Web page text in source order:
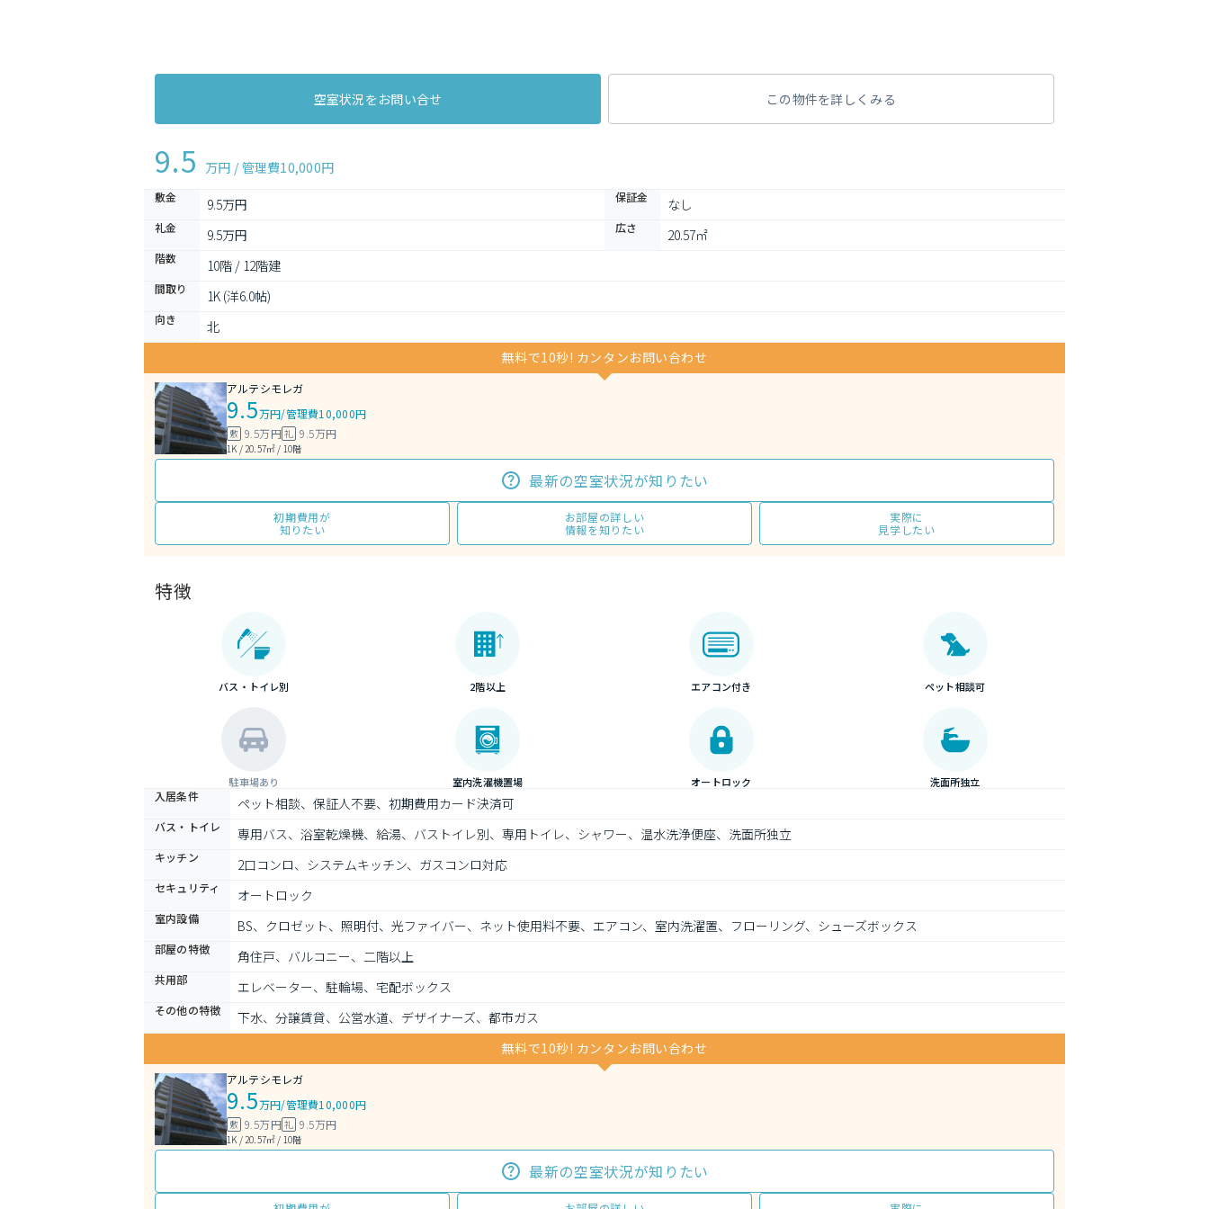
空室状況をお問い合せ この物件を詳しくみる
9.5 万円 / 管理費10,000円
敷金 9.5万円 保証金 なし
礼金 9.5万円 広さ 20.57㎡
階数 10階 / 12階建
間取り 1K (洋6.0帖)
向き
北
無料で10秒! カンタンお問い合わせ
アルテシモレガ
9.5万円/管理費10,000円
敷 9.5万円礼 9.5万円
1K / 20.57㎡ / 10階
最新の空室状況が知りたい
初期費用が
知りたい
お部屋の詳しい
情報を知りたい
実際に
見学したい
特徴
バス・トイレ別 2階以上 エアコン付き ペット相談可
駐車場あり 室内洗濯機置場 オートロック 洗面所独立
入居条件 ペット相談、保証人不要、初期費用カード決済可
バス・トイレ 専用バス、浴室乾燥機、給湯、バストイレ別、専用トイレ、シャワー、温水洗浄便座、洗面所独立
キッチン 2口コンロ、システムキッチン、ガスコンロ対応
セキュリティ オートロック
室内設備 BS、クロゼット、照明付、光ファイバー、ネット使用料不要、エアコン、室内洗濯置、フローリング、シューズボックス
部屋の特徴 角住戸、バルコニー、二階以上
共用部 エレベーター、駐輪場、宅配ボックス
その他の特徴
下水、分譲賃貸、公営水道、デザイナーズ、都市ガス
無料で10秒! カンタンお問い合わせ
アルテシモレガ
9.5万円/管理費10,000円
敷 9.5万円礼 9.5万円
1K / 20.57㎡ / 10階
最新の空室状況が知りたい